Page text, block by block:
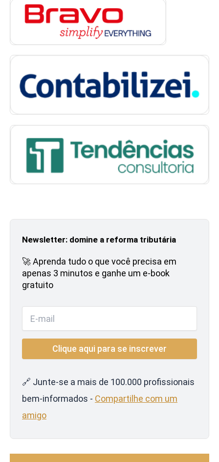
Newsletter: domine a reforma tributária
🚀 Aprenda tudo o que você precisa em
apenas 3 minutos e ganhe um e-book
gratuito
🔗 Junte-se a mais de 100.000 profissionais
bem-informados - Compartilhe com um
amigo